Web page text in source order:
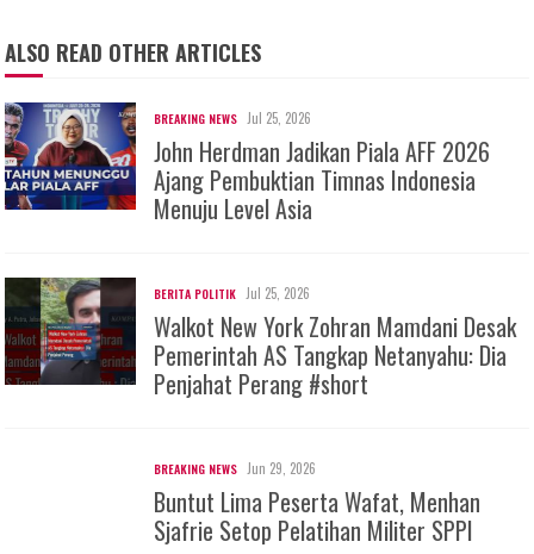
ALSO READ OTHER ARTICLES
BREAKING NEWS Jul 25, 2026
John Herdman Jadikan Piala AFF 2026
Ajang Pembuktian Timnas Indonesia
Menuju Level Asia
BERITA POLITIK Jul 25, 2026
Walkot New York Zohran Mamdani Desak
Pemerintah AS Tangkap Netanyahu: Dia
Penjahat Perang #short
BREAKING NEWS Jun 29, 2026
Buntut Lima Peserta Wafat, Menhan
Sjafrie Setop Pelatihan Militer SPPI